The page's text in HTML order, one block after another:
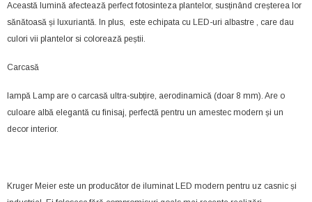
Această lumină afectează perfect fotosinteza plantelor, susținând creșterea lor
sănătoasă și luxuriantă. In plus, este echipata cu LED-uri albastre , care dau
culori vii plantelor si colorează peștii.
Carcasă
lampă Lamp are o carcasă ultra-subțire, aerodinamică (doar 8 mm). Are o
culoare albă elegantă cu finisaj, perfectă pentru un amestec modern și un
decor interior.
Kruger Meier este un producător de iluminat LED modern pentru uz casnic și